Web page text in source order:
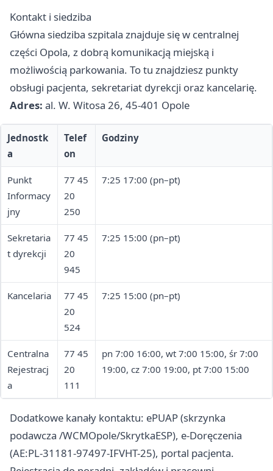
Kontakt i siedziba
Główna siedziba szpitala znajduje się w centralnej
części Opola, z dobrą komunikacją miejską i
możliwością parkowania. To tu znajdziesz punkty
obsługi pacjenta, sekretariat dyrekcji oraz kancelarię.
Adres: al. W. Witosa 26, 45-401 Opole
Jednostk
a
Telef
on
Godziny
Punkt
Informacy
jny
77 45
20
250
7:25 17:00 (pn–pt)
Sekretaria
t dyrekcji
77 45
20
945
7:25 15:00 (pn–pt)
Kancelaria
77 45
20
524
7:25 15:00 (pn–pt)
Centralna
Rejestracj
a
77 45
20
111
pn 7:00 16:00, wt 7:00 15:00, śr 7:00
19:00, cz 7:00 19:00, pt 7:00 15:00
Dodatkowe kanały kontaktu: ePUAP (skrzynka
podawcza /WCMOpole/SkrytkaESP), e-Doręczenia
(AE:PL-31181-97497-IFVHT-25), portal pacjenta.